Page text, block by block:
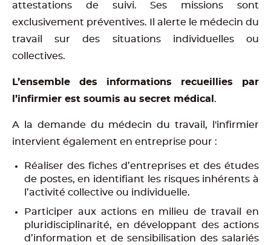
attestations de suivi. Ses missions sont
exclusivement préventives. Il alerte le médecin du
travail sur des situations individuelles ou
collectives.
L’ensemble des informations recueillies par
l’infirmier est soumis au secret médical .
A la demande du médecin du travail, l'infirmier
intervient également en entreprise pour :
Réaliser des fiches d’entreprises et des études
de postes, en identifiant les risques inhérents à
l’activité collective ou individuelle.
Participer aux actions en milieu de travail en
pluridisciplinarité, en développant des actions
d’information et de sensibilisation des salariés